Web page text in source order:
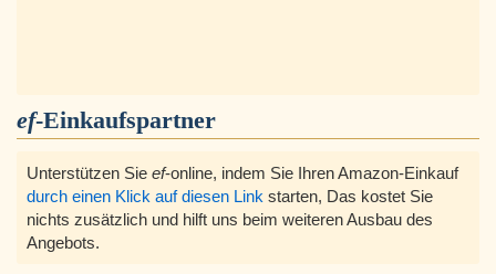
ef-Einkaufspartner
Unterstützen Sie ef-online, indem Sie Ihren Amazon-Einkauf
durch einen Klick auf diesen Link starten, Das kostet Sie
nichts zusätzlich und hilft uns beim weiteren Ausbau des
Angebots.